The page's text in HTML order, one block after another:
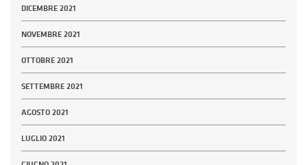
DICEMBRE 2021
NOVEMBRE 2021
OTTOBRE 2021
SETTEMBRE 2021
AGOSTO 2021
LUGLIO 2021